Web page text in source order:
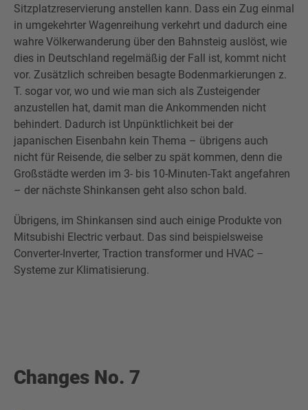
Sitzplatzreservierung anstellen kann. Dass ein Zug einmal
in umgekehrter Wagenreihung verkehrt und dadurch eine
wahre Völkerwanderung über den Bahnsteig auslöst, wie
dies in Deutschland regelmäßig der Fall ist, kommt nicht
vor. Zusätzlich schreiben besagte Bodenmarkierungen z.
T. sogar vor, wo und wie man sich als Zusteigender
anzustellen hat, damit man die Ankommenden nicht
behindert. Dadurch ist Unpünktlichkeit bei der
japanischen Eisenbahn kein Thema – übrigens auch
nicht für Reisende, die selber zu spät kommen, denn die
Großstädte werden im 3- bis 10-Minuten-Takt angefahren
– der nächste Shinkansen geht also schon bald.
Übrigens, im Shinkansen sind auch einige Produkte von
Mitsubishi Electric verbaut. Das sind beispielsweise
Converter-Inverter, Traction transformer und HVAC –
Systeme zur Klimatisierung.
Changes No. 7